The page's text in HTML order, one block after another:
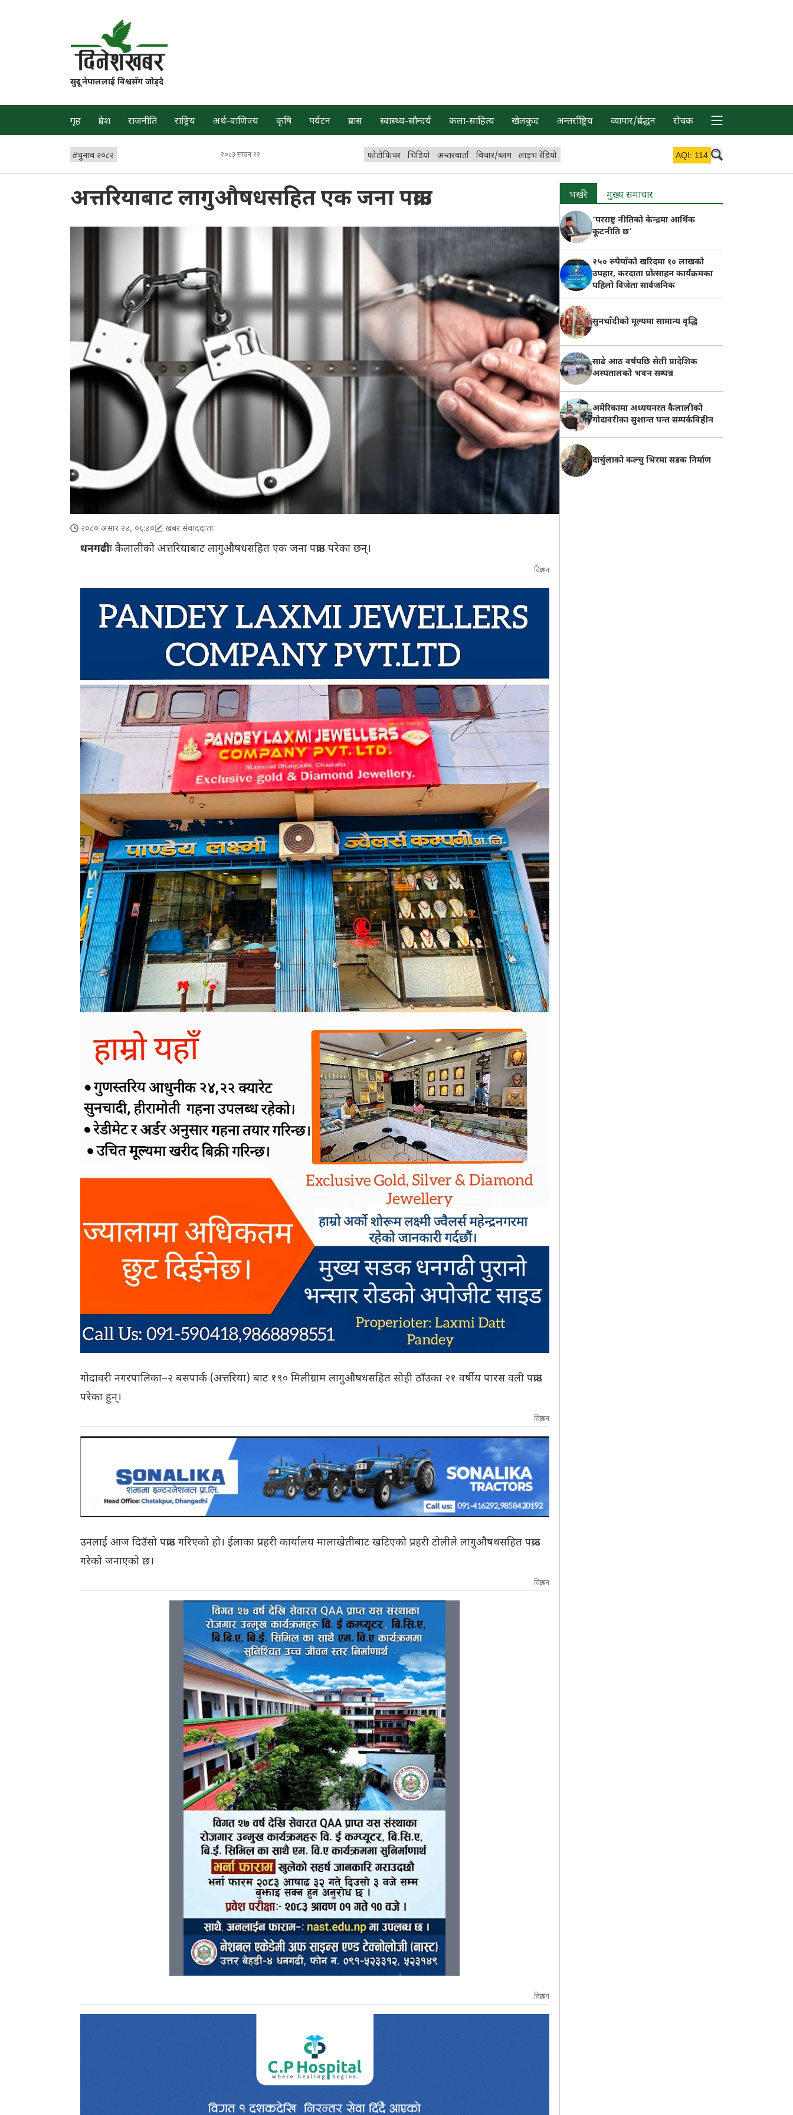
सुदूर नेपाललाई विश्वसँग जोड्दै
गृह प्रदेश राजनीति राष्ट्रिय अर्थ-वाणिज्य कृषि पर्यटन प्रवास स्वास्थ्य-सौन्दर्य कला-साहित्य खेलकुद अन्तर्राष्ट्रिय व्यापार/प्रर्वद्धन रोचक
#चुनाव २०८२ २०८३ साउन २२ फोटोफिचर भिडियो अन्तरवार्ता विचार/ब्लग लाइभ रेडियो AQI: 114
अत्तरियाबाट लागुऔषधसहित एक जना पक्राउ
२०८० असार २४, ०६:४० खबर संवाददाता
धनगढीःकैलालीको अत्तरियाबाट लागुऔषधसहित एक जना पक्राउ परेका छन्।
विज्ञापन
गोदावरी नगरपालिका–२ बसपार्क (अत्तरिया) बाट १९० मिलीग्राम लागुऔषधसहित सोही ठाँउका २१ वर्षीय पारस वली पक्राउ
परेका हुन्।
विज्ञापन
उनलाई आज दिउँसो पक्राउ गरिएको हो। ईलाका प्रहरी कार्यालय मालाखेतीबाट खटिएको प्रहरी टोलीले लागुऔषधसहित पक्राउ
गरेको जनाएको छ।
विज्ञापन
विज्ञापन
भर्खरै मुख्य समाचार
‘परराष्ट्र नीतिको केन्द्रमा आर्थिक
कूटनीति छ’
२५० रुपैयाँको खरिदमा १० लाखको
उपहार, करदाता प्रोत्साहन कार्यक्रमका
पहिलो विजेता सार्वजनिक
सुनचाँदीको मूल्यमा सामान्य वृद्धि
साढे आठ वर्षपछि सेती प्रादेशिक
अस्पतालको भवन सम्पन्न
अमेरिकामा अध्ययनरत कैलालीको
गोदावरीका सुशान्त पन्त सम्पर्कविहीन
दार्चुलाको कल्चु भिरमा सडक निर्माण